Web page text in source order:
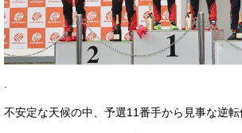
不安定な天候の中、予選11番手から見事な逆転